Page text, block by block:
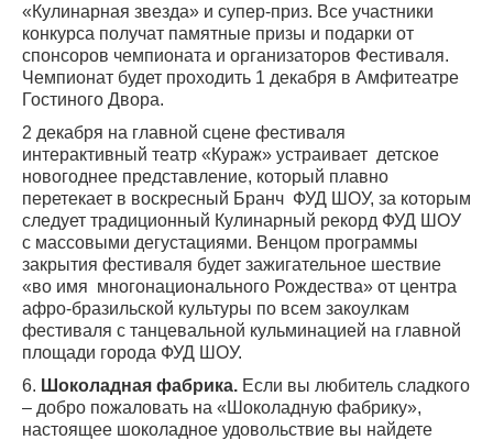
«Кулинарная звезда» и супер-приз. Все участники
конкурса получат памятные призы и подарки от
спонсоров чемпионата и организаторов Фестиваля.
Чемпионат будет проходить 1 декабря в Амфитеатре
Гостиного Двора.
2 декабря на главной сцене фестиваля
интерактивный театр «Кураж» устраивает детское
новогоднее представление, который плавно
перетекает в воскресный Бранч ФУД ШОУ, за которым
следует традиционный Кулинарный рекорд ФУД ШОУ
с массовыми дегустациями. Венцом программы
закрытия фестиваля будет зажигательное шествие
«во имя многонационального Рождества» от центра
афро-бразильской культуры по всем закоулкам
фестиваля с танцевальной кульминацией на главной
площади города ФУД ШОУ.
6. Шоколадная фабрика. Если вы любитель сладкого
– добро пожаловать на «Шоколадную фабрику»,
настоящее шоколадное удовольствие вы найдете